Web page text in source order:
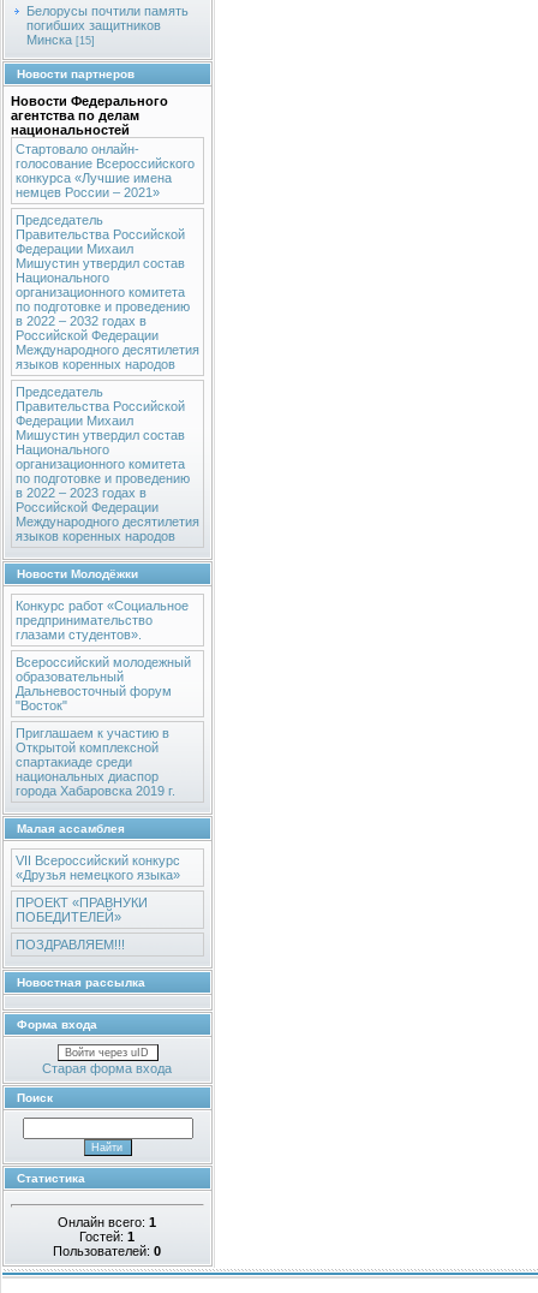
Белорусы почтили память
погибших защитников
Минска [15]
Новости партнеров
Новости Федерального
агентства по делам
национальностей
Стартовало онлайн-
голосование Всероссийского
конкурса «Лучшие имена
немцев России – 2021»
Председатель
Правительства Российской
Федерации Михаил
Мишустин утвердил состав
Национального
организационного комитета
по подготовке и проведению
в 2022 – 2032 годах в
Российской Федерации
Международного десятилетия
языков коренных народов
Председатель
Правительства Российской
Федерации Михаил
Мишустин утвердил состав
Национального
организационного комитета
по подготовке и проведению
в 2022 – 2023 годах в
Российской Федерации
Международного десятилетия
языков коренных народов
Новости Молодёжки
Конкурс работ «Социальное
предпринимательство
глазами студентов».
Всероссийский молодежный
образовательный
Дальневосточный форум
"Восток"
Приглашаем к участию в
Открытой комплексной
спартакиаде среди
национальных диаспор
города Хабаровска 2019 г.
Малая ассамблея
VII Всероссийский конкурс
«Друзья немецкого языка»
ПРОЕКТ «ПРАВНУКИ
ПОБЕДИТЕЛЕЙ»
ПОЗДРАВЛЯЕМ!!!
Новостная рассылка
Форма входа
Войти через uID
Старая форма входа
Поиск
Статистика
Онлайн всего:1
Гостей:1
Пользователей:0